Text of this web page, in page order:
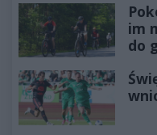
im
do